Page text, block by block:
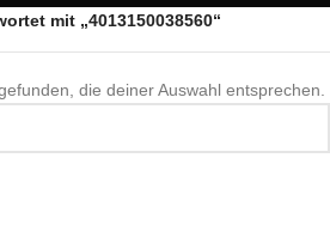
mit „4013150038560“
die deiner Auswahl entsprechen.